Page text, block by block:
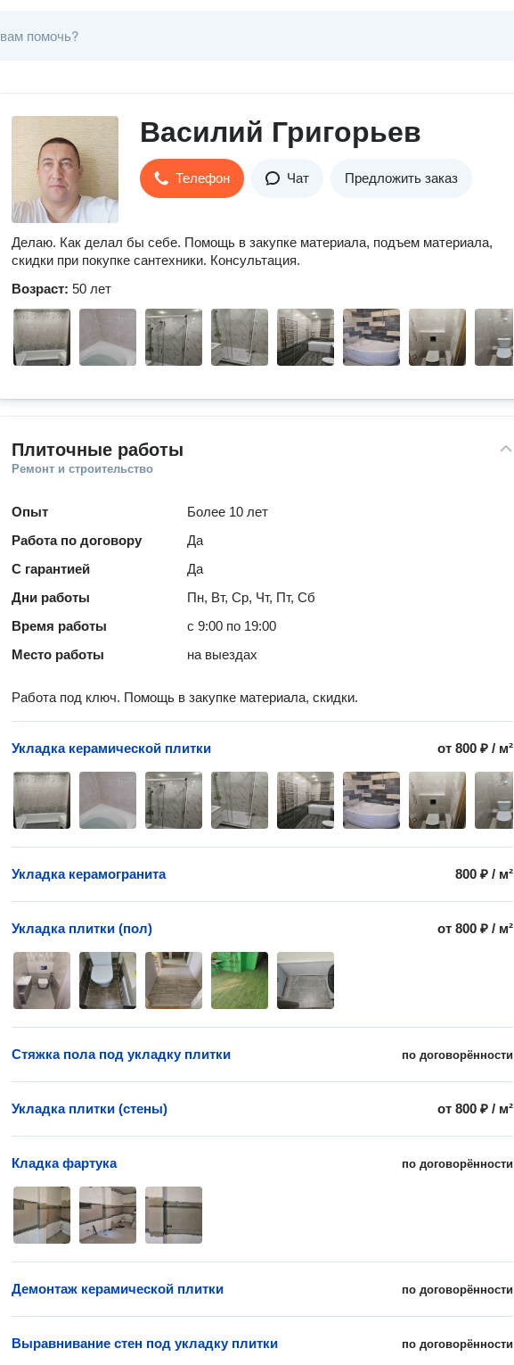
Василий Григорьев
Телефон Чат Предложить заказ
Делаю. Как делал бы себе. Помощь в закупке материала, подъем материала,
скидки при покупке сантехники. Консультация.
Возраст: 50 лет
Плиточные работы
Ремонт и строительство
Опыт
Более 10 лет
Работа по договору
Да
С гарантией
Да
Дни работы
Пн, Вт, Ср, Чт, Пт, Сб
Время работы
с 9:00 по 19:00
Место работы
на выездах
Работа под ключ. Помощь в закупке материала, скидки.
от800 ₽ / м²
Укладка керамической плитки
800 ₽ / м²
Укладка керамогранита
от800 ₽ / м²
Укладка плитки (пол)
по договорённости
Стяжка пола под укладку плитки
от800 ₽ / м²
Укладка плитки (стены)
по договорённости
Кладка фартука
по договорённости
Демонтаж керамической плитки
по договорённости
Выравнивание стен под укладку плитки